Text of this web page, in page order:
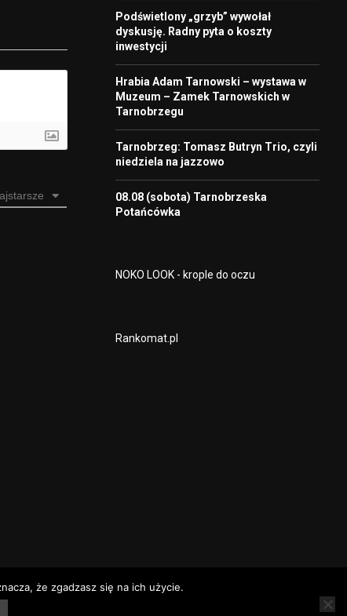
Podświetlony „grzyb” wywołał
dyskusję. Radny pyta o koszty
inwestycji
Hrabia Adam Tarnowski – wystawa w
Muzeum – Zamek Tarnowskich w
Tarnobrzegu
Tarnobrzeg: Tomasz Butryn Trio, czyli
niedziela na jazzowo
08.08 (sobota) Tarnobrzeska
Potańcówka
NOKO LOOK - krople do oczu
Rankomat.pl
że zgadzasz się na ich użycie.